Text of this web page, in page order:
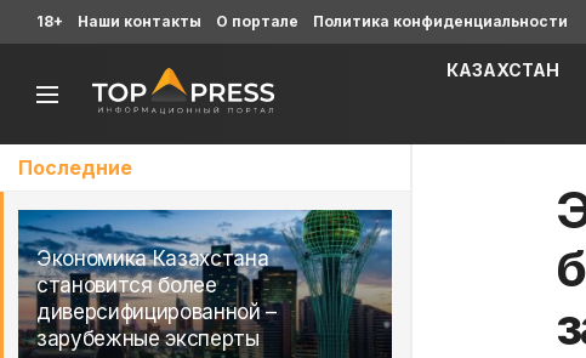
Последние
Экономика Казахстана
становится более
диверсифицированной –
зарубежные эксперты
18+ Наши контакты О портале Политика конфиденциальности
КАЗАХСТАН